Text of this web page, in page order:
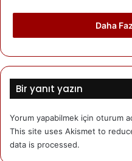
Askerlerin çoğu IŞİD’le
Kürtlere ihanet edildiğini
NBC’ye konuşan, Suriye’de
Başkan Donald Trump’ın
ABD’nin ulusal güvenliğine
Daha
Bir yanıt yazın
Yorum yapabilmek için oturum
This site uses Akismet to
data is processed.